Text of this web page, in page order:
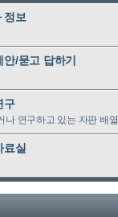
정보
안/묻고 답하기
구
나 연구하고 있는 자판 배열
료실